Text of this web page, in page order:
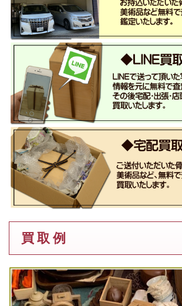
買 取 例